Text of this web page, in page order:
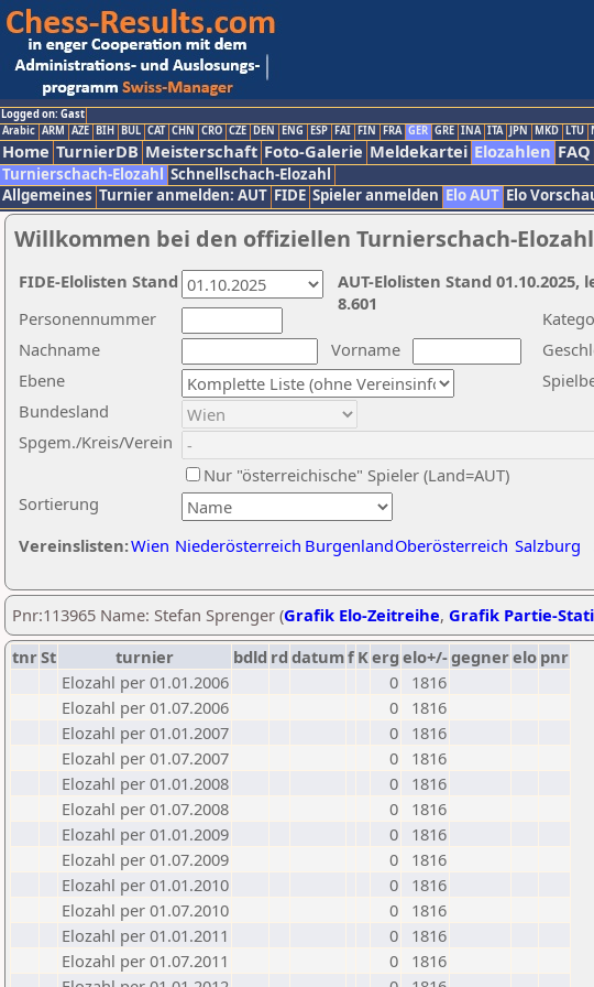
Logged on: Gast
Arabic ARM AZE BIH BUL CAT CHN CRO CZE DEN ENG ESP FAI FIN FRA GER GRE INA ITA JPN MKD LTU
Home TurnierDB Meisterschaft Foto-Galerie Meldekartei Elozahlen FAQ
Turnierschach-Elozahl Schnellschach-Elozahl
Allgemeines Turnier anmelden: AUT FIDE Spieler anmelden Elo AUT Elo
Willkommen bei den offiziellen Turnierschach-
Nachname
Vorname
Ebene
Sortierung
Personennummer
Bundesland
Spgem./Kreis/Verein
Nur "österreichische" Spieler (Land=AUT)
Vereinslisten:Wien Niederösterreich BurgenlandOberösterreich Salzburg
AUT-Elolisten Stand
8.601
FIDE-Elolisten Stand
Pnr:113965 Name: Stefan Sprenger (Grafik Elo-Zeitreihe, Grafik Partie-
tnrSt turnier bdld rd datumf Kerg elo+/-gegnerelo pnr
Elozahl per 01.01.2006
0
1816
Elozahl per 01.07.2006
0
1816
Elozahl per 01.01.2007
0
1816
Elozahl per 01.07.2007
0
1816
Elozahl per 01.01.2008
0
1816
Elozahl per 01.07.2008
0
1816
Elozahl per 01.01.2009
0
1816
Elozahl per 01.07.2009
0
1816
Elozahl per 01.01.2010
0
1816
Elozahl per 01.07.2010
0
1816
Elozahl per 01.01.2011
0
1816
Elozahl per 01.07.2011
0
1816